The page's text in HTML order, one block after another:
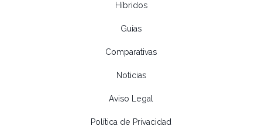
Híbridos
Guías
Comparativas
Noticias
Aviso Legal
Política de Privacidad